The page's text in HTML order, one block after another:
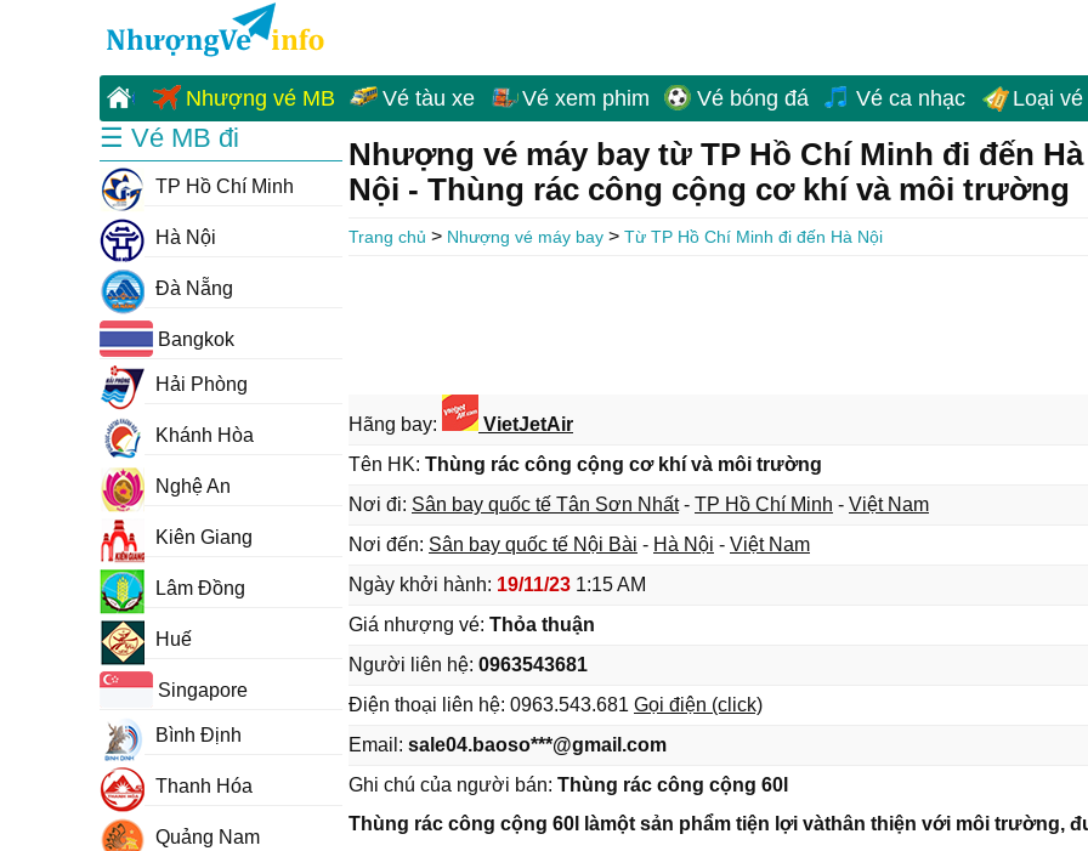
Nhượng vé MB Vé tàu xe Vé xem phim Vé bóng đá Vé ca nhạc Loại
Nhượng vé máy bay từ TP Hồ Chí Minh đi đến Hà
Nội - Thùng rác công cộng cơ khí và môi trường
Trang chủ > Nhượng vé máy bay > Từ TP Hồ Chí Minh đi đến Hà Nội
Hãng bay:
VietJetAir
Tên HK: Thùng rác công cộng cơ khí và môi trường
Nơi đi: Sân bay quốc tế Tân Sơn Nhất- TP Hồ Chí Minh - Việt Nam
Nơi đến: Sân bay quốc tế Nội Bài - Hà Nội - Việt Nam
Ngày khởi hành: 19/11/23 1:15 AM
Giá nhượng vé: Thỏa thuận
Người liên hệ: 0963543681
Điện thoại liên hệ: 0963.543.681 Gọi điện (click)
Email: sale04.baoso***@gmail.com
Ghi chú của người bán: Thùng rác công cộng 60l
Thùng rác công cộng 60l làmột sản phẩm tiện lợi vàthân thiện với môi trường,
☰ Vé MB đi
TP Hồ Chí Minh
Hà Nội
Đà Nẵng
Bangkok
Hải Phòng
Khánh Hòa
Nghệ An
Kiên Giang
Lâm Đồng
Huế
Singapore
Bình Định
Thanh Hóa
Quảng Nam